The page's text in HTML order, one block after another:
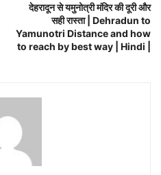
देहरादून से यमुनोत्री मंदिर की दूरी और
सही रास्ता | Dehradun to
Yamunotri Distance and how
to reach by best way | Hindi |